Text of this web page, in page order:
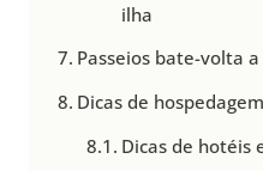
ilha
Passeios bate-volta
Dicas de
Dicas de hotéis